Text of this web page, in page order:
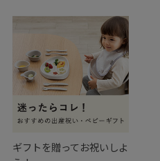
ギフトを贈ってお祝いしよ